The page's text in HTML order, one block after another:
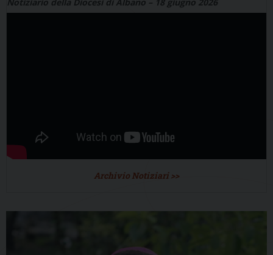
Archivio Notiziari >>